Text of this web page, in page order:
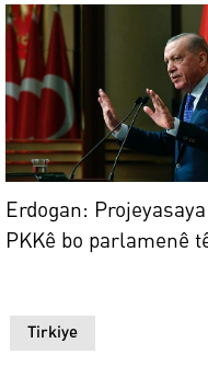
û şeffaf pêwîst e
Erdogan: Projeyasaya
Tirkiye
Erdogan:
PKKê bo parlamenê